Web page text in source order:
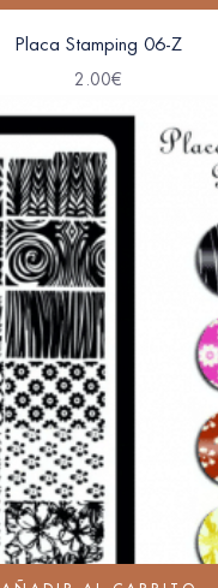
Placa Stamping 06-Z
2.00€